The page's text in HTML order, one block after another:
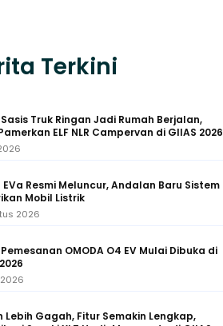
Terkini
Truk Ringan Jadi Rumah Berjalan,
ELF NLR Campervan di GIIAS 2026
EVa Resmi Meluncur, Andalan Baru Sistem
Mobil Listrik
2026
OMODA O4 EV Mulai Dibuka di
Lebih Gagah, Fitur Semakin Lengkap,